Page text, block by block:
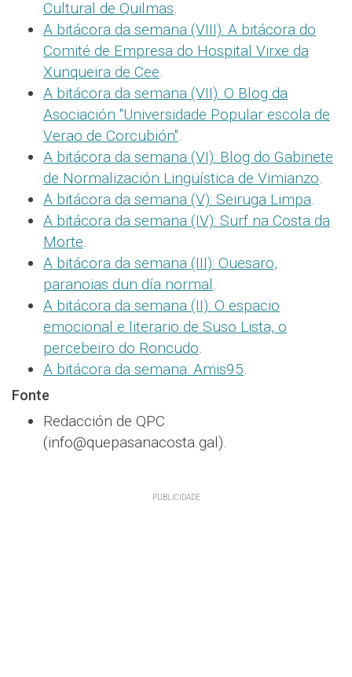
Cultural de Quilmas.
A bitácora da semana (VIII): A bitácora do
Comité de Empresa do Hospital Virxe da
Xunqueira de Cee.
A bitácora da semana (VII): O Blog da
Asociación "Universidade Popular escola de
Verao de Corcubión".
A bitácora da semana (VI): Blog do Gabinete
de Normalización Lingüística de Vimianzo.
A bitácora da semana (V): Seiruga Limpa.
A bitácora da semana (IV): Surf na Costa da
Morte.
A bitácora da semana (III): Ouesaro,
paranoias dun día normal.
A bitácora da semana (II): O espacio
emocional e literario de Suso Lista, o
percebeiro do Roncudo.
A bitácora da semana: Amis95.
Fonte
Redacción de QPC
(info@quepasanacosta.gal).